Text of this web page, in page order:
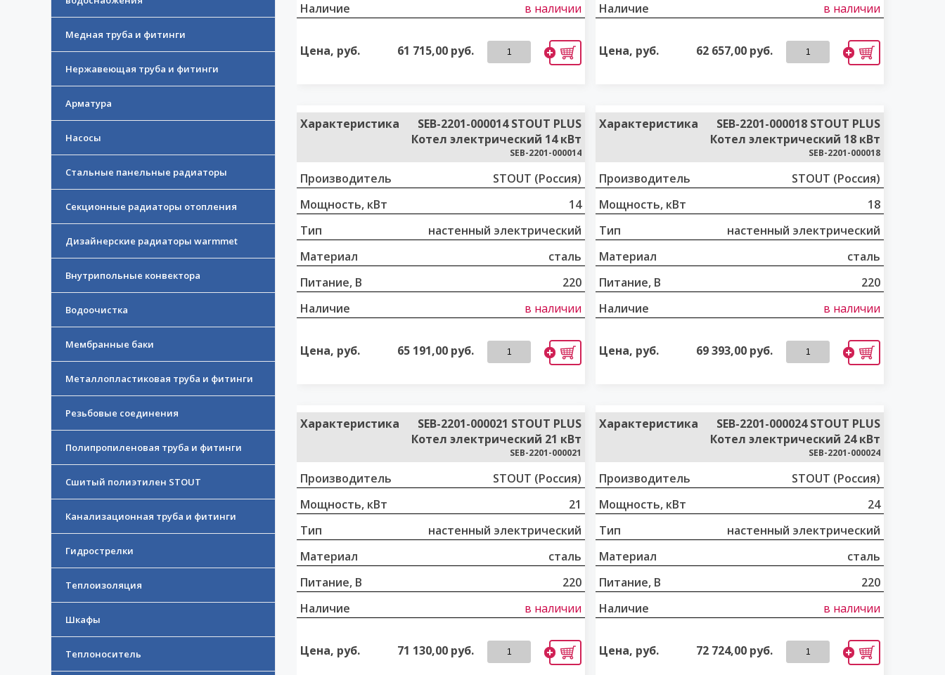
Медная труба и фитинги
Нержавеющая труба и фитинги
Арматура
Насосы
Стальные панельные радиаторы
Секционные радиаторы отопления
Дизайнерские радиаторы warmmet
Внутрипольные конвектора
Водоочистка
Мембранные баки
Металлопластиковая труба и фитинги
Резьбовые соединения
Полипропиленовая труба и фитинги
Сшитый полиэтилен STOUT
Канализационная труба и фитинги
Гидрострелки
Теплоизоляция
Шкафы
Теплоноситель
Наличие
в наличии
Цена, руб. 61 715,00 руб.
Наличие
в наличии
Цена, руб. 62 657,00 руб.
Характеристика
SEB-2201-000014 STOUT PLUS
Котел электрический 14 кВт
SEB-2201-000014
Производитель
STOUT (Россия)
Мощность, кВт
14
Тип
настенный электрический
Материал
сталь
Питание, В
220
Наличие
в наличии
Цена, руб. 65 191,00 руб.
Характеристика
SEB-2201-000018 STOUT PLUS
Котел электрический 18 кВт
SEB-2201-000018
Производитель
STOUT (Россия)
Мощность, кВт
18
Тип
настенный электрический
Материал
сталь
Питание, В
220
Наличие
в наличии
Цена, руб. 69 393,00 руб.
Характеристика
SEB-2201-000021 STOUT PLUS
Котел электрический 21 кВт
SEB-2201-000021
Производитель
STOUT (Россия)
Мощность, кВт
21
Тип
настенный электрический
Материал
сталь
Питание, В
220
Наличие
в наличии
Цена, руб. 71 130,00 руб.
Характеристика
SEB-2201-000024 STOUT PLUS
Котел электрический 24 кВт
SEB-2201-000024
Производитель
STOUT (Россия)
Мощность, кВт
24
Тип
настенный электрический
Материал
сталь
Питание, В
220
Наличие
в наличии
Цена, руб. 72 724,00 руб.